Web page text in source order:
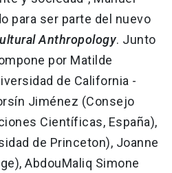
para ser parte del nuevo
Anthropology. Junto
por Matilde
de California -
Jiménez (Consejo
Científicas, España),
de Princeton), Joanne
AbdouMaliq Simone